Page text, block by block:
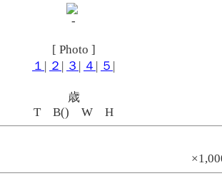
[ Photo ]
１ | ２ | ３ | ４ | ５ |
歳
T B() W H